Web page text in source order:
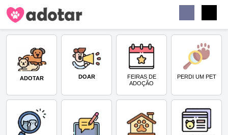
ADOTAR DOAR
FEIRAS DE
ADOÇÃO
PERDI UM PET